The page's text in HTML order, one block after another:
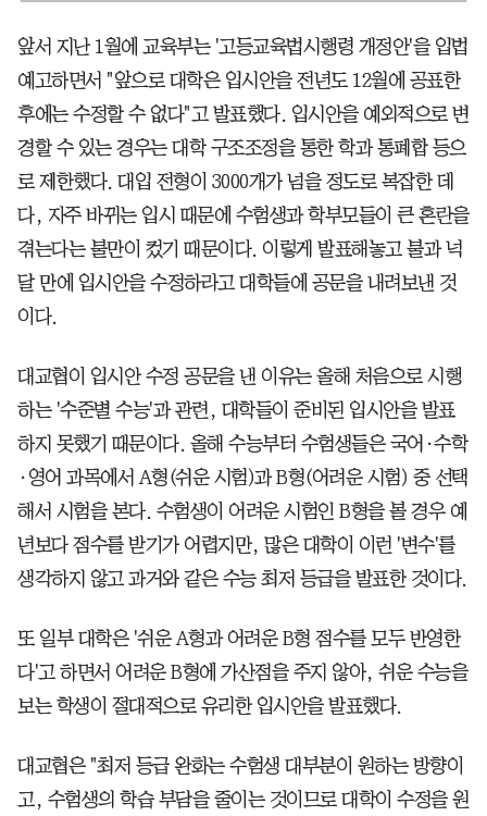
앞서 지난 1월에 교육부는 '고등교육법시행령 개정안'을 입법
예고하면서 "앞으로 대학은 입시안을 전년도 12월에 공표한
후에는 수정할 수 없다"고 발표했다. 입시안을 예외적으로 변
경할 수 있는 경우는 대학 구조조정을 통한 학과 통폐합 등으
로 제한했다. 대입 전형이 3000개가 넘을 정도로 복잡한 데
다, 자주 바뀌는 입시 때문에 수험생과 학부모들이 큰 혼란을
겪는다는 불만이 컸기 때문이다. 이렇게 발표해놓고 불과 넉
달 만에 입시안을 수정하라고 대학들에 공문을 내려보낸 것
이다.
대교협이 입시안 수정 공문을 낸 이유는 올해 처음으로 시행
하는 '수준별 수능'과 관련, 대학들이 준비된 입시안을 발표
하지 못했기 때문이다. 올해 수능부터 수험생들은 국어·수학
·영어 과목에서 A형(쉬운 시험)과 B형(어려운 시험) 중 선택
해서 시험을 본다. 수험생이 어려운 시험인 B형을 볼 경우 예
년보다 점수를 받기가 어렵지만, 많은 대학이 이런 '변수'를
생각하지 않고 과거와 같은 수능 최저 등급을 발표한 것이다.
또 일부 대학은 '쉬운 A형과 어려운 B형 점수를 모두 반영한
다'고 하면서 어려운 B형에 가산점을 주지 않아, 쉬운 수능을
보는 학생이 절대적으로 유리한 입시안을 발표했다.
대교협은 "최저 등급 완화는 수험생 대부분이 원하는 방향이
고, 수험생의 학습 부담을 줄이는 것이므로 대학이 수정을 원